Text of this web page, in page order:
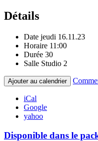
Détails
Date jeudi 16.11.23
Horaire 11:00
Durée 30
Salle Studio 2
Ajouter au calendrier
iCal
Google
yahoo
Disponible dans le